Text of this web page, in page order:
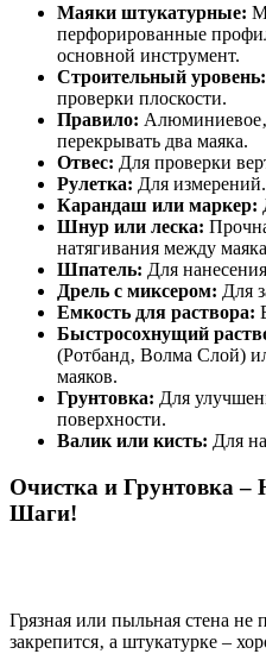
Маяки штукатурные:
перфорированные
основной инструмент.
Строительный уровень:
проверки плоскости.
Правило:
перекрывать два маяка.
Отвес: Для проверки
Рулетка: Для измерений.
Карандаш или маркер:
Шнур или леска:
натягивания между
Шпатель: Для
Дрель с миксером: Для
Емкость для раствора:
Быстросохнущий
(Ротбанд‚ Волма Слой)
маяков.
Грунтовка: Для
поверхности.
Валик или кисть: Для
Очистка и Грунтовка –
Шаги!
Грязная или пыльная стена не
закрепится‚ а штукатурке –